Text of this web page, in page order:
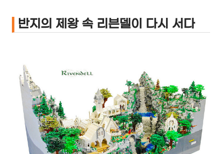
반지의 제왕 속 리븐델이 다시 서다